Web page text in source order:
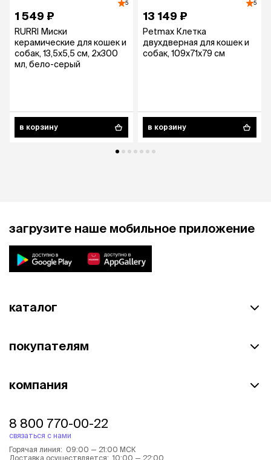
5
1 549 ₽
RURRI Миски
керамические для кошек и
собак, 13,5х5,5 см, 2x300
мл, бело-серый
в корзину
5
13 149 ₽
Petmax Клетка
двухдверная для кошек и
собак, 109х71х79 см
в корзину
загрузите наше мобильное приложение
каталог
покупателям
компания
8 800 770-00-22
связаться с нами
Горячая линия: 09:00 — 21:00 МСК
Доставка осуществляется: 10:00 — 22:00